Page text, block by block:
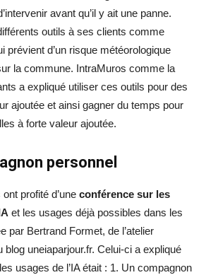
avant qu’il y ait une panne.
outils à ses clients comme
prévient d’un risque météorologique
la commune. IntraMuros comme la
a expliqué utiliser ces outils pour des
ajoutée et ainsi gagner du temps pour
à forte valeur ajoutée.
personnel
profité d’une conférence sur les
et les usages déjà possibles dans les
par Bertrand Formet, de l’atelier
blog uneiaparjour.fr. Celui-ci a expliqué
usages de l’IA était : 1. Un compagnon